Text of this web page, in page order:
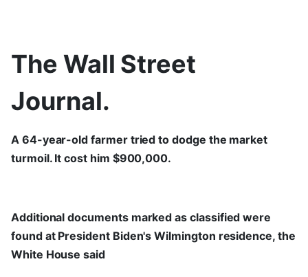
The Wall Street
Journal.
A 64-year-old farmer tried to dodge the market
turmoil. It cost him $900,000.
Additional documents marked as classified were
found at President Biden's Wilmington residence, the
White House said